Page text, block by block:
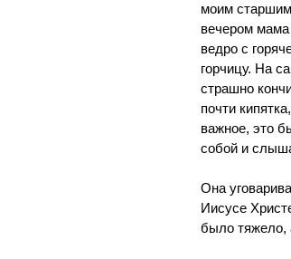
моим
вечером мама
ведро с
горчицу. На
страшно
почти
важное, это
собой и
Она
Иисусе
было тяжело,